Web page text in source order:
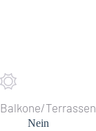
Balkone/Terrassen
Nein